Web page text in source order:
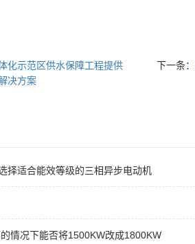
化示范区供水保障工程提供
决方案
下一条：
择适合能效等级的三相异步电动机
情况下能否将1500KW改成1800KW